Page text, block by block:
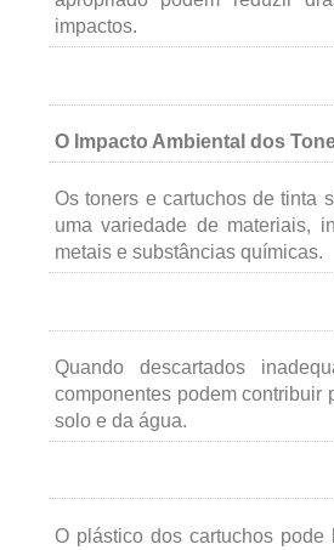
impactos.
O Impacto Ambiental dos
Os toners e cartuchos de tinta
uma variedade de materiais,
metais e substâncias químicas.
Quando descartados
componentes podem contribuir
solo e da água.
O plástico dos cartuchos pode